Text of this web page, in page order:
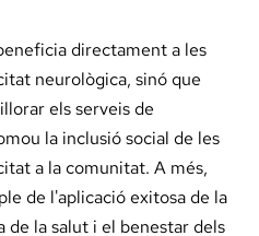
directament a les
neurològica, sinó que
els serveis de
la inclusió social de les
a la comunitat. A més,
de l'aplicació exitosa de la
la salut i el benestar dels